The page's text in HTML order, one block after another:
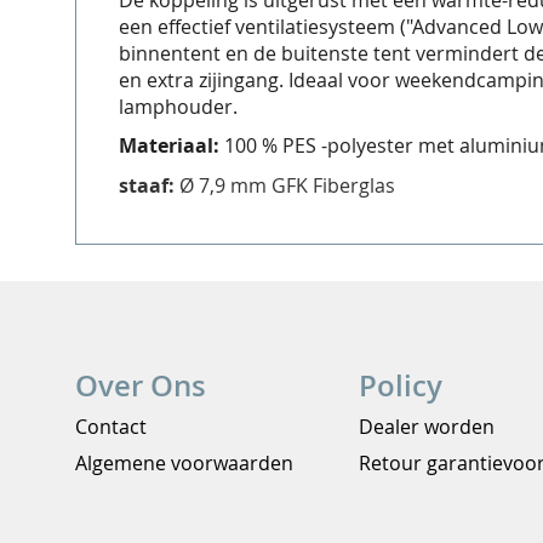
afbeeldingen-
gallerij
een effectief ventilatiesysteem ("Advanced
binnentent en de buitenste tent vermindert
en extra zijingang. Ideaal voor
lamphouder.
Materiaal: 100 % PES -polyester met
staaf: Ø 7,9 mm GFK Fiberglas
Over Ons
Contact
Algemene voorwaarden
Policy
Dealer worden
Retour